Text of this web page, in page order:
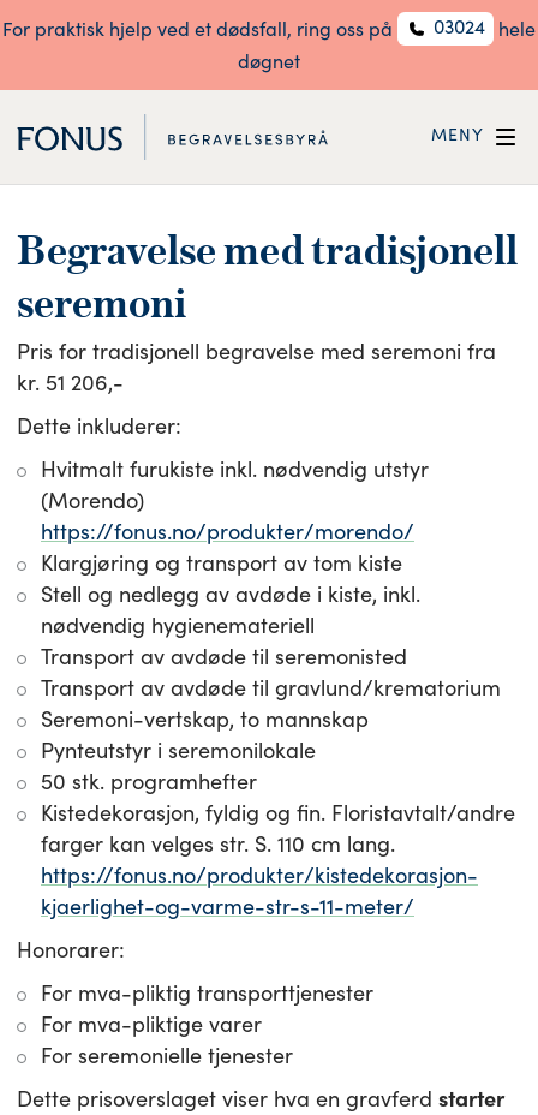
For praktisk hjelp ved et dødsfall, ring oss på 03024
hele
døgnet
MENY
Begravelse med tradisjonell
seremoni
Pris for tradisjonell begravelse med seremoni fra
kr. 51 206,-
Dette inkluderer:
Hvitmalt furukiste inkl. nødvendig utstyr
(Morendo)
https://fonus.no/produkter/morendo/
Klargjøring og transport av tom kiste
Stell og nedlegg av avdøde i kiste, inkl.
nødvendig hygienemateriell
Transport av avdøde til seremonisted
Transport av avdøde til gravlund/krematorium
Seremoni-vertskap, to mannskap
Pynteutstyr i seremonilokale
50 stk. programhefter
Kistedekorasjon, fyldig og fin. Floristavtalt/andre
farger kan velges str. S. 110 cm lang.
https://fonus.no/produkter/kistedekorasjon-
kjaerlighet-og-varme-str-s-11-meter/
Honorarer:
For mva-pliktig transporttjenester
For mva-pliktige varer
For seremonielle tjenester
Dette prisoverslaget viser hva en gravferd starter